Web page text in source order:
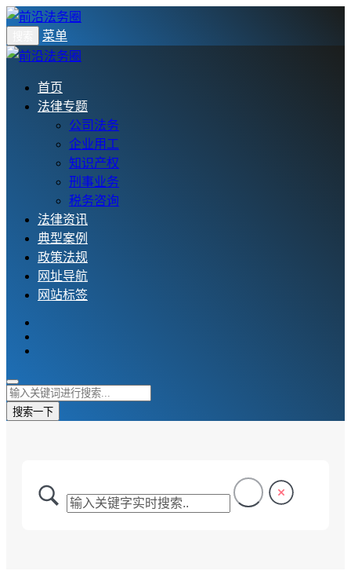
菜单
首页
法律专题
公司法务
企业用工
知识产权
刑事业务
税务咨询
法律资讯
典型案例
政策法规
网址导航
网站标签
搜索一下